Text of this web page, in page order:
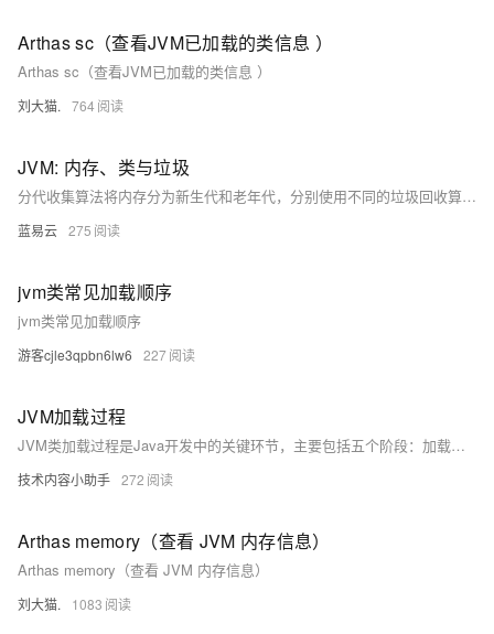
Arthas sc（查看JVM已加载的类信息 ）
Arthas sc（查看JVM已加载的类信息 ）
刘大猫. 764
JVM: 内存、类与垃圾
分代收集算法将内存分为新生代和老年代，分别使用不同的垃圾回收算法。新生代对象使用复制算法，老年代对象使用标记-清除或标记-整理算法。
蓝易云 275
jvm类常见加载顺序
jvm类常见加载顺序
游客cjle3qpbn6lw6 227
JVM加载过程
JVM类加载过程是Java开发中的关键环节，主要包括五个阶段：加载、验证、准备、解析和初始化。加载阶段获取类的二进制字节流；验证确保字节码符合规范；准备为静态变量分配内存并默认初始化；解析将符号引用转为直接引用；初始化执行静态变量赋值和静态代码块。了解这一过程有助于深入理解Java程序运行机制，提升编程水平。
技术内容小助手 272
Arthas memory（查看 JVM 内存信息）
Arthas memory（查看 JVM 内存信息）
刘大猫. 1083